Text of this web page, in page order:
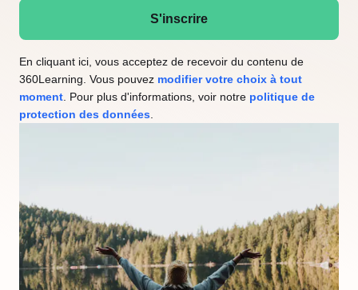
S'inscrire
En cliquant ici, vous acceptez de recevoir du contenu de
360Learning. Vous pouvez modifier votre choix à tout
moment . Pour plus d'informations, voir notre politique de
protection des données